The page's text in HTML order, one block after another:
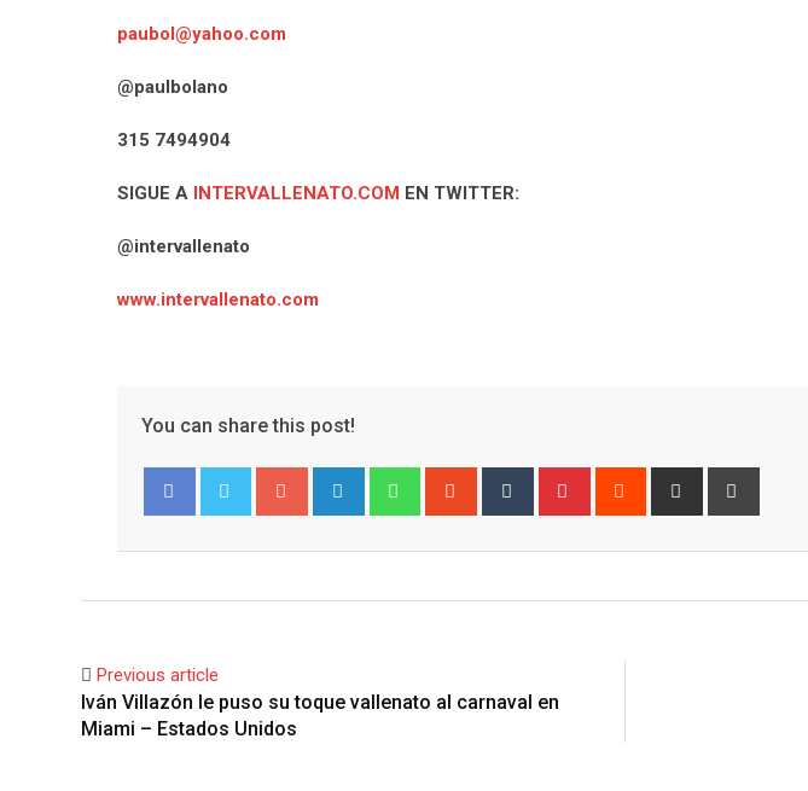
paubol@yahoo.com
@paulbolano
315 7494904
SIGUE A INTERVALLENATO.COM EN TWITTER:
@intervallenato
www.intervallenato.com
You can share this post!
Google+ LinkedIn WhatsappStumbleUpon
Tumblr Pinterest Reddit
Share
Previous article
Iván Villazón le puso su toque vallenato al carnaval en
Miami – Estados Unidos